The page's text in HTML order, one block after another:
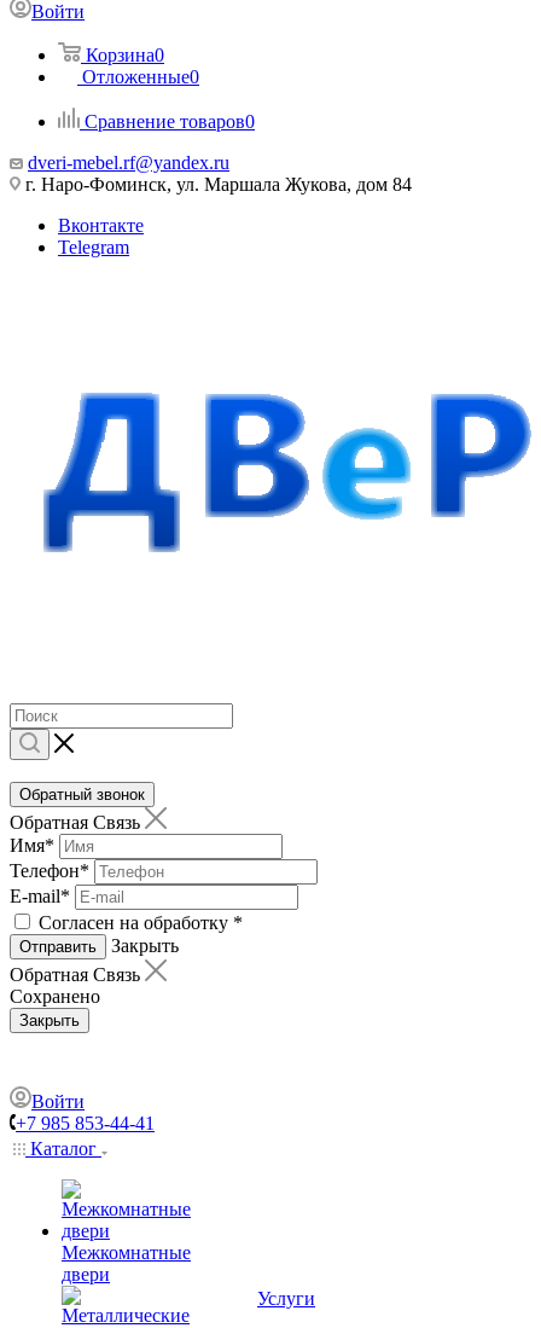
Войти
Корзина0
Отложенные0
Сравнение товаров0
dveri-mebel.rf@yandex.ru
г. Наро-Фоминск, ул. Маршала Жукова, дом 84
Вконтакте
Telegram
Обратный звонок
Обратная Связь
Имя*
Телефон*
E-mail*
Согласен на обработку *
Отправить
Закрыть
Обратная Связь
Сохранено
Закрыть
Войти
+7 985 853-44-41
Каталог
Межкомнатные
двери
Услуги